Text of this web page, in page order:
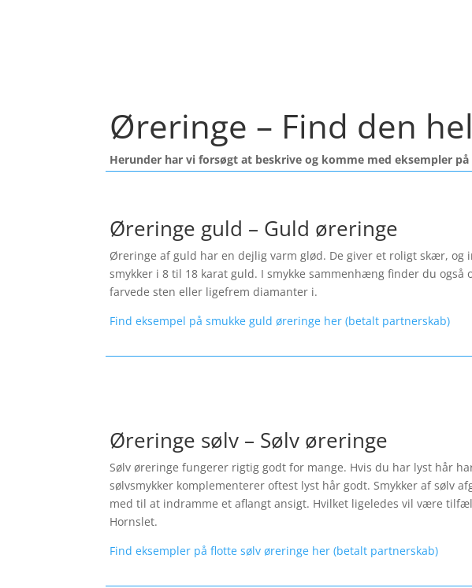
Øreringe – Find den
Herunder har vi forsøgt at beskrive og komme med eksempler
Øreringe guld – Guld øreringe
Øreringe af guld har en dejlig varm glød. De giver et roligt skær, og
smykker i 8 til 18 karat guld. I smykke sammenhæng finder du
farvede sten eller ligefrem diamanter i.
Find eksempel på smukke guld øreringe her (betalt partnerskab)
Øreringe sølv – Sølv øreringe
Sølv øreringe fungerer rigtig godt for mange. Hvis du har lyst hår
sølvsmykker komplementerer oftest lyst hår godt. Smykker af sølv
med til at indramme et aflangt ansigt. Hvilket ligeledes vil være
Hornslet.
Find eksempler på flotte sølv øreringe her (betalt partnerskab)